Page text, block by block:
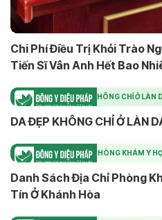
Chi Phí Điều Trị Khỏi Trào
Tiến Sĩ Vân Anh Hết Bao
DA ĐẸP KHÔNG CHỈ Ở LÀN
DA ĐẸP KHÔNG CHỈ Ở LÀN
DANH SÁCH ĐỊA CHỈ PHÒNG KHÁM Y
Danh Sách Địa Chỉ Phòng
Tín Ở Khánh Hòa